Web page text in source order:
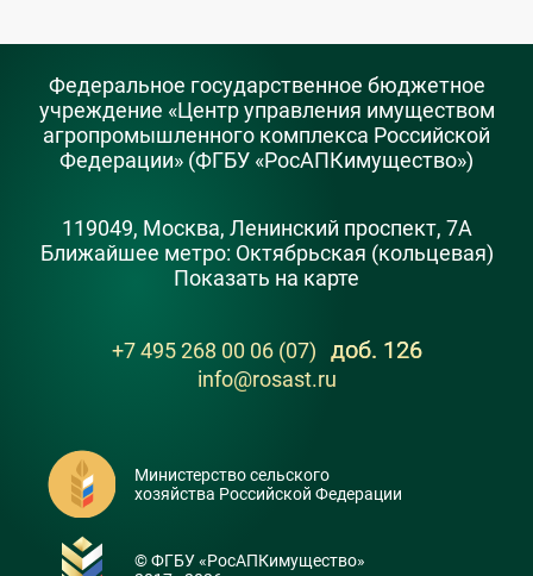
Федеральное государственное бюджетное
учреждение «Центр управления имуществом
агропромышленного комплекса Российской
Федерации» (ФГБУ «РосАПКимущество»)
119049, Москва, Ленинский проспект, 7А
Ближайшее метро: Октябрьская (кольцевая)
Показать на карте
+7 495 268 00 06 (07) доб. 126
info@rosast.ru
Министерство сельского
хозяйства Российской Федерации
© ФГБУ «РосАПКимущество»